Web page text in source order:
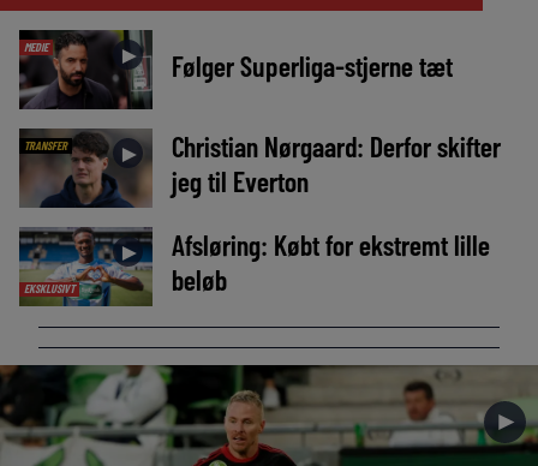
MEDIE ► Følger Superliga-stjerne tæt
TRANSFER ►
Christian Nørgaard: Derfor skifter
jeg til Everton
EKSKLUSIVT
►
Afsløring: Købt for ekstremt lille
beløb
►